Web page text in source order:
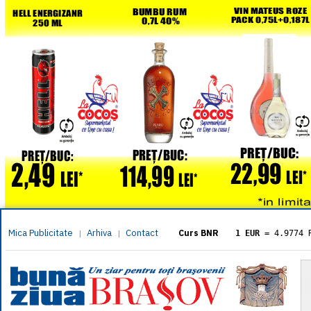
Mica Publicitate | Arhiva | Contact Curs BNR 1 EUR = 4.9774
= 5.8304
1 XAU= 464.4611
1 AED= 1.1933
1 AUD= 2.7957
1 BGN= 2.5449